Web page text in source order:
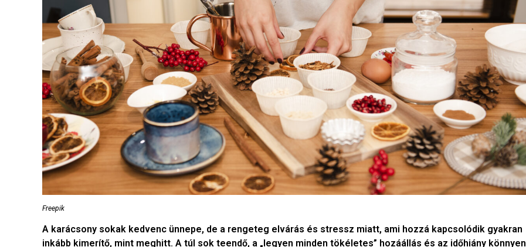
Freepik
A karácsony sokak kedvenc ünnepe, de a rengeteg elvárás és stressz miatt, ami hozzá kapcsolódik gyakran
inkább kimerítő, mint meghitt. A túl sok teendő, a „legyen minden tökéletes” hozáállás és az időhiány könnyen